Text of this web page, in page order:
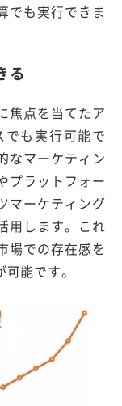
でも実行できま
る
焦点を当てたア
も実行可能で
なマーケティン
プラットフォー
マーケティング
用します。これ
場での存在感を
能です。